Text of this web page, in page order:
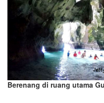
Berenang di ruang utama